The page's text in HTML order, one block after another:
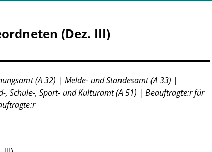
(Dez. III)
(A 32) | Melde- und Standesamt (A 33) |
, Schule-, Sport- und Kulturamt (A 51) | Beauftragte:r für